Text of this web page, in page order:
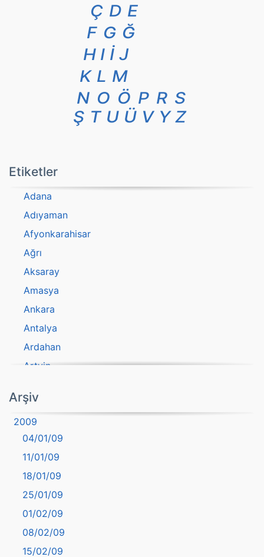
Ç D E
F G Ğ
H I İ J
K L M
N O Ö P R S
Ş T U Ü V Y Z
Etiketler
Adana
Adıyaman
Afyonkarahisar
Ağrı
Aksaray
Amasya
Ankara
Antalya
Ardahan
Artvin
Aydın
Balıkesir
Bartın
başkentler
Batman
Bayburt
Bilecik
Bingöl
Bitlis
Arşiv
2009
04/01/09
11/01/09
18/01/09
25/01/09
01/02/09
08/02/09
15/02/09